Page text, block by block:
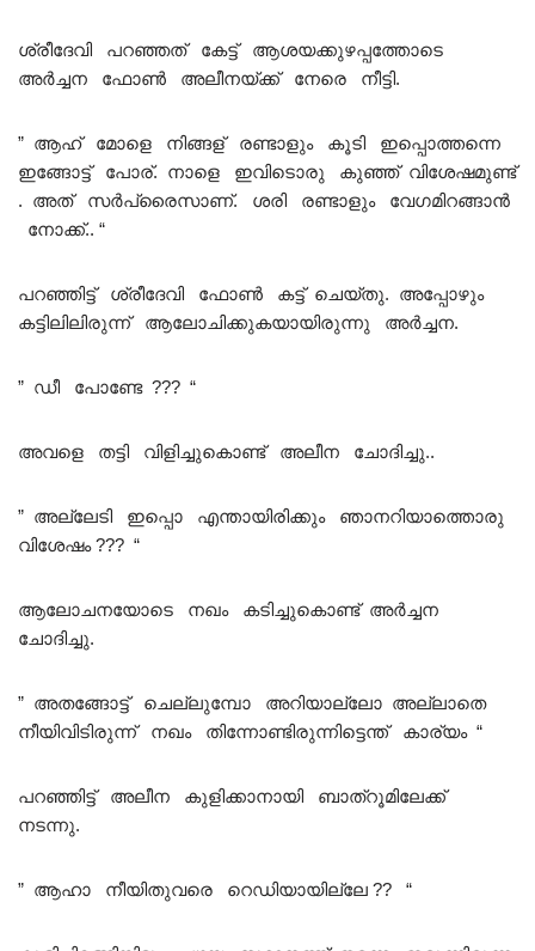
ശ്രീദേവി പറഞ്ഞത് കേട്ട് ആശയക്കുഴപ്പത്തോടെ
അർച്ചന ഫോൺ അലീനയ്ക്ക് നേരെ നീട്ടി.
” ആഹ് മോളെ നിങ്ങള് രണ്ടാളും കൂടി ഇപ്പൊത്തന്നെ
ഇങ്ങോട്ട് പോര്. നാളെ ഇവിടൊരു കുഞ്ഞ് വിശേഷമുണ്ട്
. അത് സർപ്രൈസാണ്. ശരി രണ്ടാളും വേഗമിറങ്ങാൻ
നോക്ക്.. “
പറഞ്ഞിട്ട് ശ്രീദേവി ഫോൺ കട്ട് ചെയ്തു. അപ്പോഴും
കട്ടിലിലിരുന്ന് ആലോചിക്കുകയായിരുന്നു അർച്ചന.
” ഡീ പോണ്ടേ ??? “
അവളെ തട്ടി വിളിച്ചുകൊണ്ട് അലീന ചോദിച്ചു..
” അല്ലേടി ഇപ്പൊ എന്തായിരിക്കും ഞാനറിയാത്തൊരു
വിശേഷം ??? “
ആലോചനയോടെ നഖം കടിച്ചുകൊണ്ട് അർച്ചന
ചോദിച്ചു.
” അതങ്ങോട്ട് ചെല്ലുമ്പോ അറിയാല്ലോ അല്ലാതെ
നീയിവിടിരുന്ന് നഖം തിന്നോണ്ടിരുന്നിട്ടെന്ത്‌ കാര്യം “
പറഞ്ഞിട്ട് അലീന കുളിക്കാനായി ബാത്‌റൂമിലേക്ക്
നടന്നു.
” ആഹാ നീയിതുവരെ റെഡിയായില്ലേ ?? “